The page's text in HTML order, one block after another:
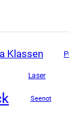
Klassen
Laser
Seenot